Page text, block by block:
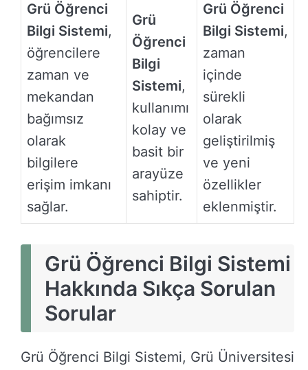
Grü Öğrenci
Bilgi Sistemi,
öğrencilere
zaman ve
mekandan
bağımsız
olarak
bilgilere
erişim imkanı
sağlar.
Grü
Öğrenci
Bilgi
Sistemi,
kullanımı
kolay ve
basit bir
arayüze
sahiptir.
Grü Öğrenci
Bilgi Sistemi,
zaman
içinde
sürekli
olarak
geliştirilmiş
ve yeni
özellikler
eklenmiştir.
Grü Öğrenci Bilgi Sistemi
Hakkında Sıkça Sorulan
Sorular
Grü Öğrenci Bilgi Sistemi, Grü Üniversitesi